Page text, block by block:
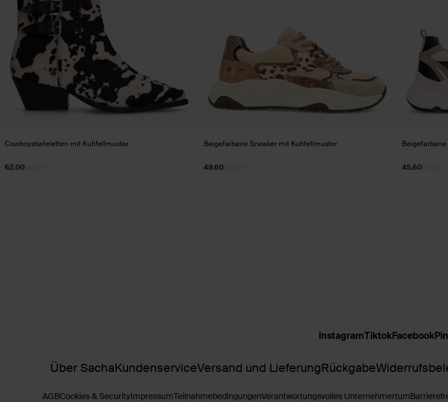
Cowboystiefeletten mit Kuhfellmuster
62.00
Beigefarbene Sneaker mit Kuhfellmuster
124.00
49.60 45.60
Über SachaKundenserviceVersand und LieferungRückgabe
InstagramTiktokFacebook
AGBCookies & SecurityImpressumTeilnahmebedingungenVerantwortungsvolles Unternehmertum